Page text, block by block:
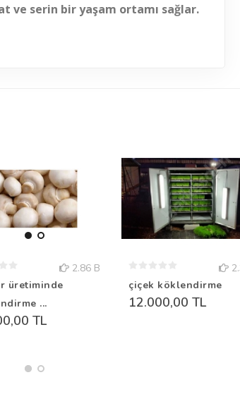
ve serin bir yaşam ortamı sağlar.
2.86 B
üretiminde
...
TL
çiçek köklendirme
12.000,00 TL